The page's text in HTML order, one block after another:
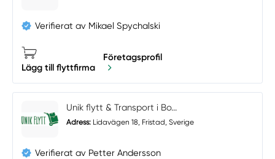
Verifierat av Mikael Spychalski
Lägg till flyttfirma
Företagsprofil
Unik flytt & Transport i Bo...
Adress: Lidavägen 18, Fristad, Sverige
Verifierat av Petter Andersson